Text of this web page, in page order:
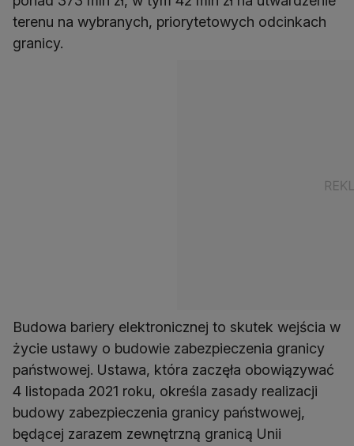
terenu na wybranych, priorytetowych odcinkach
Budowa bariery elektronicznej to skutek wejścia w
życie ustawy o budowie zabezpieczenia granicy
państwowej. Ustawa, która zaczęła obowiązywać
4 listopada 2021 roku, określa zasady realizacji
budowy zabezpieczenia granicy państwowej,
będącej zarazem zewnętrzną granicą Unii